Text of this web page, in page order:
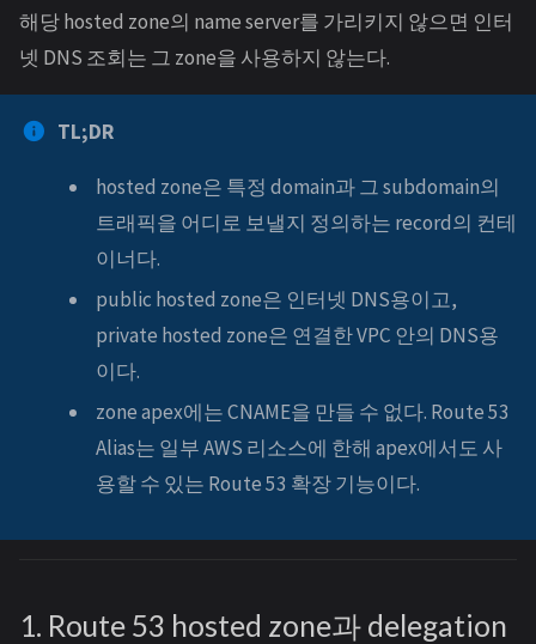
해당 hosted zone의 name server를 가리키지 않으면 인터
넷 DNS 조회는 그 zone을 사용하지 않는다.
TL;DR
hosted zone은 특정 domain과 그 subdomain의
트래픽을 어디로 보낼지 정의하는 record의 컨테
이너다.
public hosted zone은 인터넷 DNS용이고,
private hosted zone은 연결한 VPC 안의 DNS용
이다.
zone apex에는 CNAME을 만들 수 없다. Route 53
Alias는 일부 AWS 리소스에 한해 apex에서도 사
용할 수 있는 Route 53 확장 기능이다.
1. Route 53 hosted zone과 delegation